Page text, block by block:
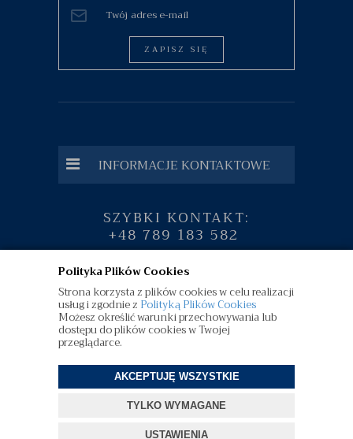
Polityka Plików Cookies
Strona korzysta z plików cookies w celu realizacji
usług i zgodnie z Polityką Plików Cookies
Możesz określić warunki przechowywania lub
dostępu do plików cookies w Twojej
przeglądarce.
AKCEPTUJĘ WSZYSTKIE
TYLKO WYMAGANE
USTAWIENIA
ZAPISZ SIĘ
INFORMACJE KONTAKTOWE
SZYBKI KONTAKT:
+48 789 183 582